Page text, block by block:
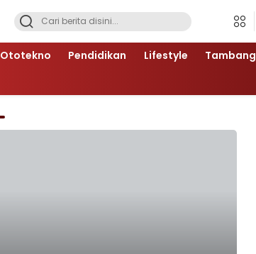
Ototekno Pendidikan Lifestyle Tambang